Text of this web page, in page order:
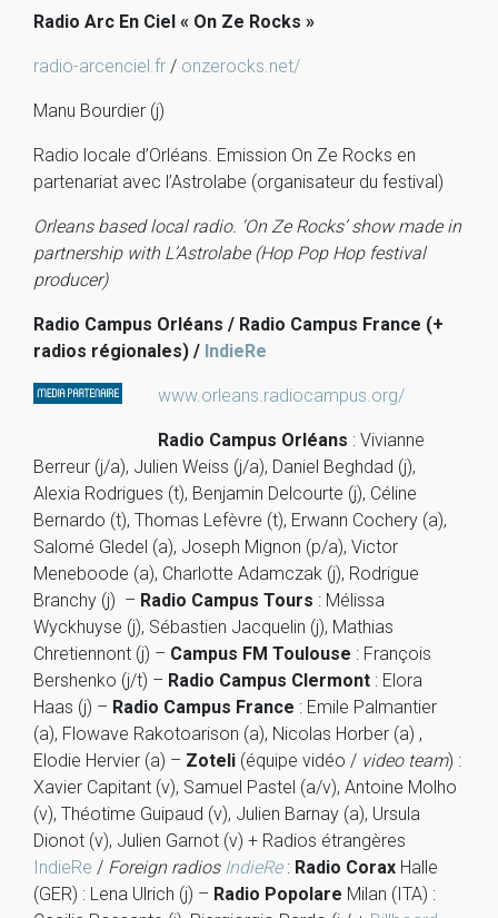
Radio Arc En Ciel « On Ze Rocks »
radio-arcenciel.fr / onzerocks.net/
Manu Bourdier (j)
Radio locale d’Orléans. Emission On Ze Rocks en
partenariat avec l’Astrolabe (organisateur du festival)
Orleans based local radio. ‘On Ze Rocks’ show made in
partnership with L’Astrolabe (Hop Pop Hop festival
producer)
Radio Campus Orléans / Radio Campus France (+
radios régionales) / IndieRe
www.orleans.radiocampus.org/
Radio Campus Orléans : Vivianne
Berreur (j/a), Julien Weiss (j/a), Daniel Beghdad (j),
Alexia Rodrigues (t), Benjamin Delcourte (j), Céline
Bernardo (t), Thomas Lefèvre (t), Erwann Cochery (a),
Salomé Gledel (a), Joseph Mignon (p/a), Victor
Meneboode (a), Charlotte Adamczak (j), Rodrigue
Branchy (j) – Radio Campus Tours : Mélissa
Wyckhuyse (j), Sébastien Jacquelin (j), Mathias
Chretiennont (j) – Campus FM Toulouse : François
Bershenko (j/t) – Radio Campus Clermont : Elora
Haas (j) – Radio Campus France : Emile Palmantier
(a), Flowave Rakotoarison (a), Nicolas Horber (a) ,
Elodie Hervier (a) – Zoteli (équipe vidéo / video team) :
Xavier Capitant (v), Samuel Pastel (a/v), Antoine Molho
(v), Théotime Guipaud (v), Julien Barnay (a), Ursula
Dionot (v), Julien Garnot (v) + Radios étrangères
IndieRe / Foreign radios IndieRe: Radio Corax Halle
(GER) : Lena Ulrich (j) – Radio Popolare Milan (ITA) :